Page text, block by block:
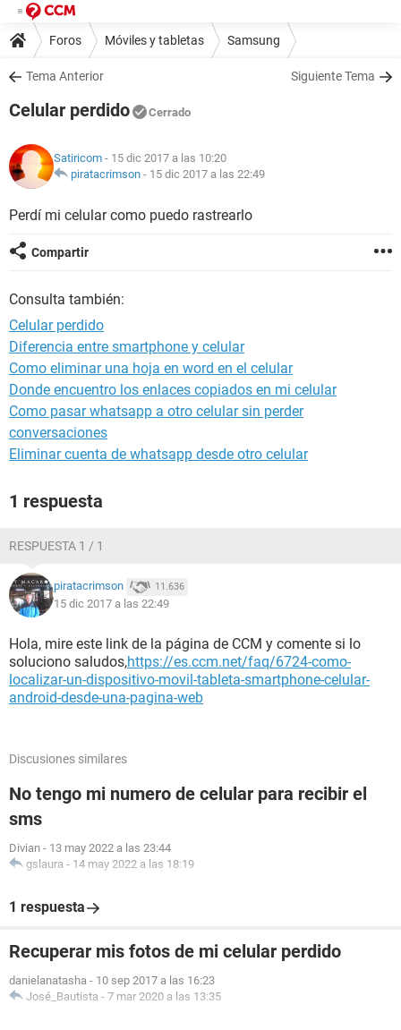
Foros Móviles y tabletas Samsung
Tema Anterior Siguiente Tema
Celular perdido Cerrado
Satiricom - 15 dic 2017 a las 10:20
piratacrimson - 15 dic 2017 a las 22:49
Perdí mi celular como puedo rastrearlo
Compartir
Consulta también:
Celular perdido
Diferencia entre smartphone y celular
Como eliminar una hoja en word en el celular
Donde encuentro los enlaces copiados en mi celular
Como pasar whatsapp a otro celular sin perder
conversaciones
Eliminar cuenta de whatsapp desde otro celular
1 respuesta
RESPUESTA 1 / 1
piratacrimson 11.636
15 dic 2017 a las 22:49
Hola, mire este link de la página de CCM y comente si lo
soluciono saludos,https://es.ccm.net/faq/6724-como-
localizar-un-dispositivo-movil-tableta-smartphone-celular-
android-desde-una-pagina-web
Discusiones similares
No tengo mi numero de celular para recibir el
sms
Divian - 13 may 2022 a las 23:44
gslaura - 14 may 2022 a las 18:19
1 respuesta
Recuperar mis fotos de mi celular perdido
danielanatasha - 10 sep 2017 a las 16:23
José_Bautista - 7 mar 2020 a las 13:35